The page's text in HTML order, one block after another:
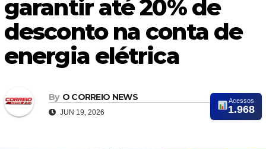
garantir até 20% de
desconto na conta de
energia elétrica
By O CORREIO NEWS
JUN 19, 2026
Acessos
1.968